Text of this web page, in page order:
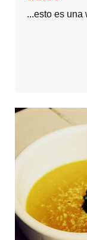
...esto es una